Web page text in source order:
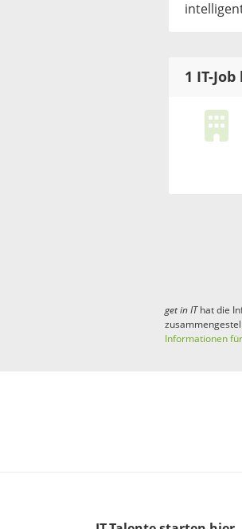
1 IT-
get in IThat die
Informationen